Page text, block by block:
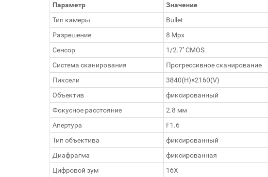
Параметр
Значение
Тип камеры
Bullet
Разрешение
8 Mpx
Сенсор
1/2.7'' CMOS
Система сканирования
Прогрессивное сканирование
Пиксели
3840(H)×2160(V)
Объектив
фиксированный
Фокусное расстояние
2.8 мм
Апертура
F1.6
Тип объектива
фиксированный
Диафрагма
фиксированная
Цифровой зум
16Х